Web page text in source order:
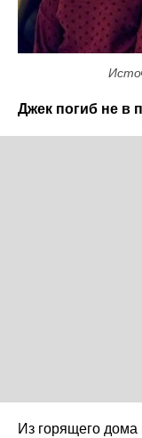
Джек погиб не в
Из горящего